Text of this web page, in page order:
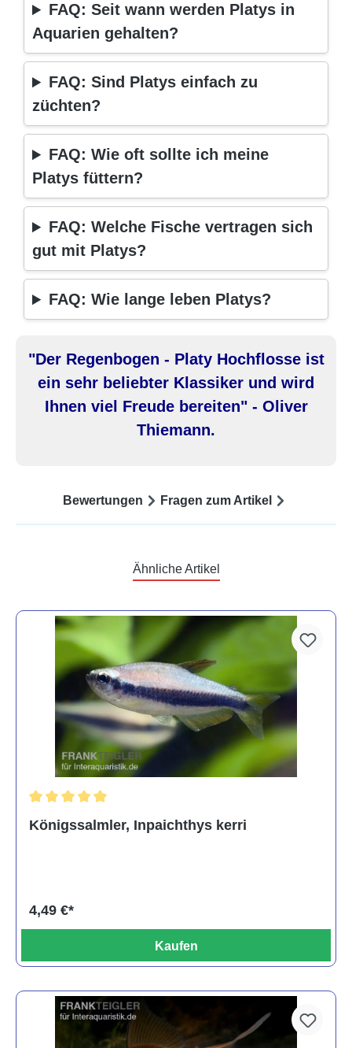
FAQ: Seit wann werden Platys in
Aquarien gehalten?
FAQ: Sind Platys einfach zu
züchten?
FAQ: Wie oft sollte ich meine
Platys füttern?
FAQ: Welche Fische vertragen sich
gut mit Platys?
FAQ: Wie lange leben Platys?
"Der Regenbogen - Platy Hochflosse ist
ein sehr beliebter Klassiker und wird
Ihnen viel Freude bereiten" - Oliver
Thiemann.
Bewertungen Fragen zum Artikel
Ähnliche Artikel
Königssalmler, Inpaichthys kerri
4,49 €*
Kaufen